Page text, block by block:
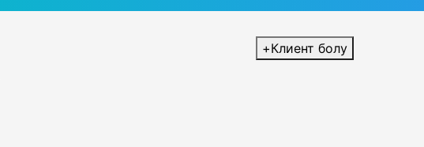
+Клиент болу